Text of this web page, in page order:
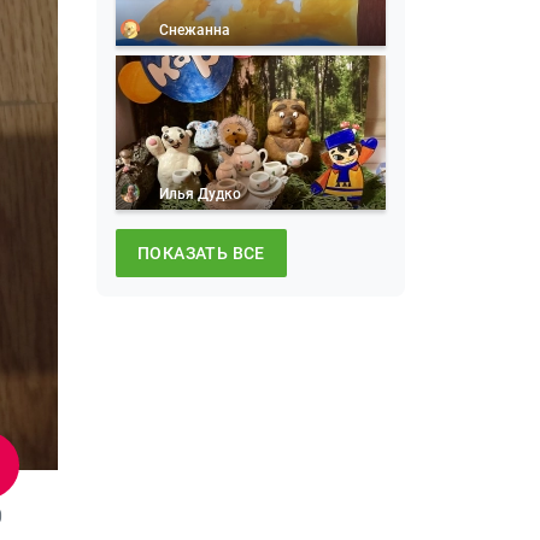
Снежанна
Илья Дудко
ПОКАЗАТЬ ВСЕ